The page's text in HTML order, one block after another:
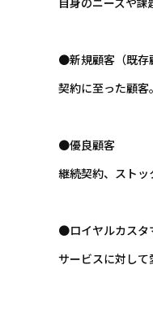
●新規顧客（既存
契約に至った顧客。
●優良顧客
継続契約、ストッ
●ロイヤルカスタ
サービスに対し